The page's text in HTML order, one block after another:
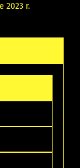
2023 r.